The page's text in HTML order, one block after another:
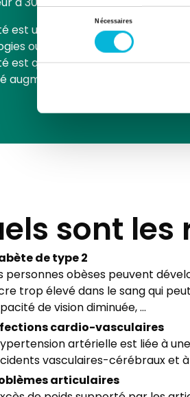
consentement
Nécessaires
est un grave problème de
ou comorbidités graves si
est qualifiée de morbide quand
augmente de manière
sont
de type 2
personnes obèses peuvent
trop élevé dans le sang qui
de vision diminuée, ...
cardio-vasculaires
artérielle est liée à
vasculaires-cérébraux et
articulaires